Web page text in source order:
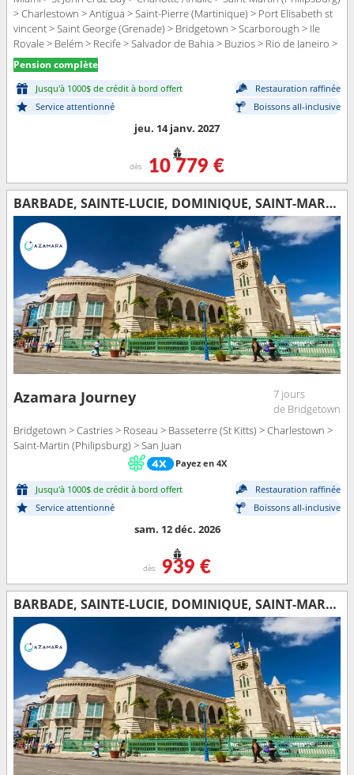
> Charlestown > Antigua > Saint-Pierre (Martinique) > Port Elisabeth st
vincent > Saint George (Grenade) > Bridgetown > Scarborough > Ile
Royale > Belém > Recife > Salvador de Bahia > Buzios > Rio de Janeiro >
Parati > Ilhabella > Santos > Montevideo > Buenos Aires
Pension complète
Jusqu'à 1000$ de crédit à bord offert
Restauration raffinée
Service attentionné
Boissons all-inclusive
jeu. 14 janv. 2027
dès 10 779 €
BARBADE, SAINTE-LUCIE, DOMINIQUE, SAINT-MARTIN, PORTO RICO
Azamara Journey
7 jours
de Bridgetown
Bridgetown > Castries > Roseau > Basseterre (St Kitts) > Charlestown >
Saint-Martin (Philipsburg) > San Juan
Payez en 4X
Jusqu'à 1000$ de crédit à bord offert
Restauration raffinée
Service attentionné
Boissons all-inclusive
sam. 12 déc. 2026
dès 939 €
BARBADE, SAINTE-LUCIE, DOMINIQUE, SAINT-MARTIN, TORTOLA, PORTO RICO